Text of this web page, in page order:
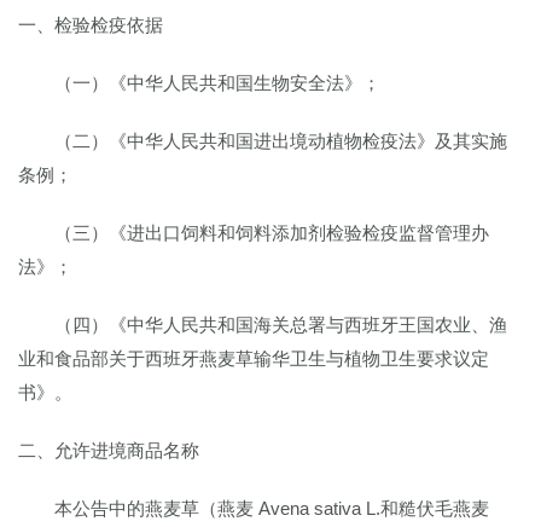
一、检验检疫依据
（一）《中华人民共和国生物安全法》；
（二）《中华人民共和国进出境动植物检疫法》及其实施
条例；
（三）《进出口饲料和饲料添加剂检验检疫监督管理办
法》；
（四）《中华人民共和国海关总署与西班牙王国农业、渔
业和食品部关于西班牙燕麦草输华卫生与植物卫生要求议定
书》。
二、允许进境商品名称
本公告中的燕麦草（燕麦 Avena sativa L.和糙伏毛燕麦